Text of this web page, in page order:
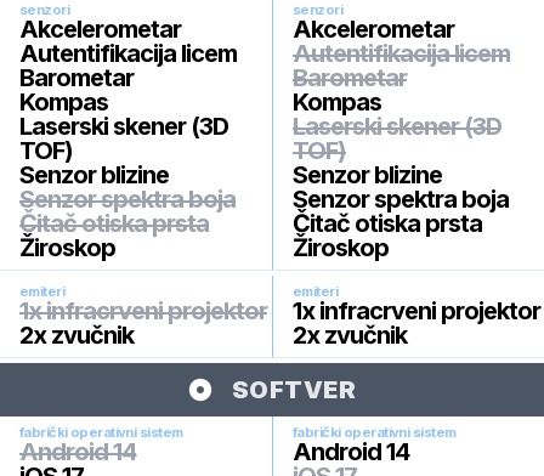
senzori
Akcelerometar
Autentifikacija licem
Barometar
Kompas
Laserski skener (3D
TOF)
Senzor blizine
Senzor spektra boja
Čitač otiska prsta
Žiroskop
senzori
Akcelerometar
Autentifikacija licem
Barometar
Kompas
Laserski skener (3D
TOF)
Senzor blizine
Senzor spektra boja
Čitač otiska prsta
Žiroskop
emiteri
1x infracrveni projektor
2x zvučnik
emiteri
1x infracrveni projektor
2x zvučnik
SOFTVER
fabrički operativni sistem
Android 14
fabrički operativni sistem
Android 14